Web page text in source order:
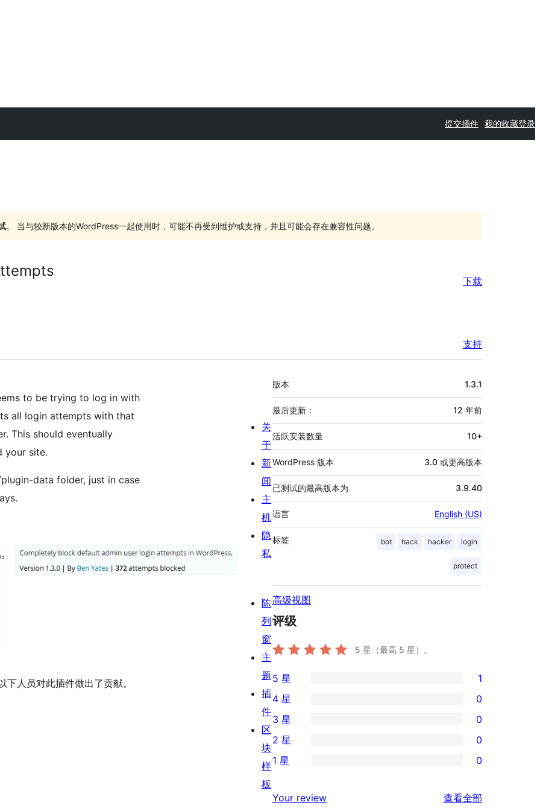
提交插件 我的收藏登录
。 当与较新版本的WordPress一起使用时，可能不再受到维护或支持，并且可能会存在兼容性问题。
下载
支持
to be trying to log in with
all login attempts with that
This should eventually
your site.
data folder, just in case
人员对此插件做出了贡献。
额
外
信
息
版本 1.3.1
最后更新： 12 年前
活跃安装数量 10+
WordPress 版本 3.0 或更高版本
已测试的最高版本为 3.9.40
语言 English (US)
标签 bot hack hacker login
protect
高级视图
评级
5 星（最高 5 星）。
1
条
5
星
评
5 星 1
条
4
星
价
4 星 0
0
条
3
评
3 星 0
条
星
2 星 0
1
1 星 0
Your review 查看全部
关
于
新
闻
主
机
隐
私
陈
列
窗
主
题
插
件
区
块
样
板